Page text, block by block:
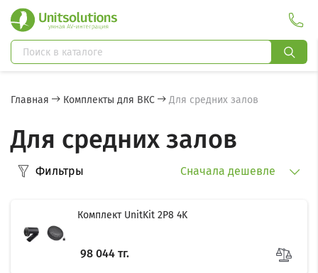
Главная Комплекты для ВКС Для средних залов
Для средних залов
Фильтры Сначала дешевле
Комплект UnitKit 2P8 4K
98 044 тг.